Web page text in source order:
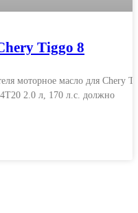
Tiggo 8
моторное масло для Chery
2.0 л, 170 л.с. должно